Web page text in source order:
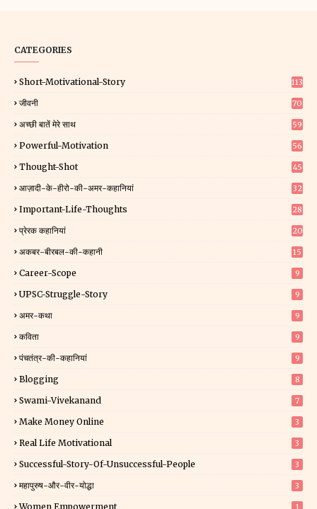
CATEGORIES
Short-Motivational-Story 113
जीवनी 70
अच्छी बातें मेरे साथ 59
Powerful-Motivation 56
Thought-Shot 45
आज़ादी-के-हीरो-की-अमर-कहानियां 32
Important-Life-Thoughts 28
प्रेरक कहानियां 20
अकबर-बीरबल-की-कहानी 15
Career-Scope 9
UPSC-Struggle-Story 9
अमर-कथा 9
कविता 9
पंचतंत्र-की-कहानियां 9
Blogging 8
Swami-Vivekanand 7
Make Money Online 3
Real Life Motivational 3
Successful-Story-Of-Unsuccessful-People 3
महापुरुष-और-वीर-योद्धा 3
Women Empowerment 1